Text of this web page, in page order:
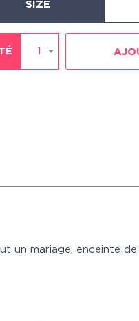
SIZE
1
mariage, enceinte de